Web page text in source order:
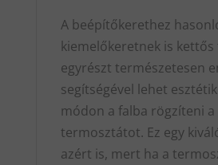
A beépítőkerethez
kiemelőkeretnek is kettős
egyrészt természetesen
segítségével lehet
módon a falba rögzíteni a
termosztátot. Ez egy
azért is, mert ha a